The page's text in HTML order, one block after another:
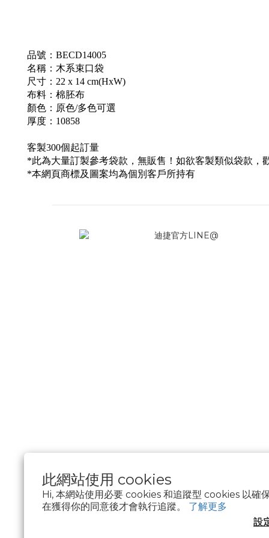
此網站使用 cookies
Hi, 本網站使用必要 cookies 和追蹤型 cookies 以確
在獲得你的同意後才會執行追蹤。 了解更多
設
品號：BECD14005
名稱：木系束口袋
尺寸：22 x 14 cm(HxW)
布料：棉胚布
顏色：原色/多色可選
厚度：10858
客製300個起訂量
*此為大量訂製參考袋款，無販售！如欲客製類似袋款，
*本網頁商標及圖案均為個別客戶所持有
$ TWD 繁體中文